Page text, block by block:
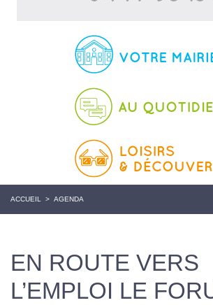
ACCUEIL > AGENDA
EN ROUTE VERS
L’EMPLOI LE